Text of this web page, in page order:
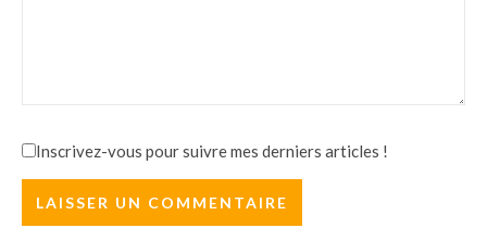
Inscrivez-vous pour suivre mes derniers articles !